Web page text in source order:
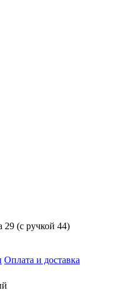
(с ручкой 44)
Оплата и доставка